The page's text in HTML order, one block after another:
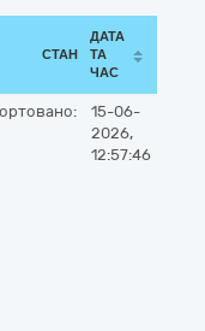
СТАН
ДАТА
ТА
ЧАС
15-06-
2026,
12:57:46